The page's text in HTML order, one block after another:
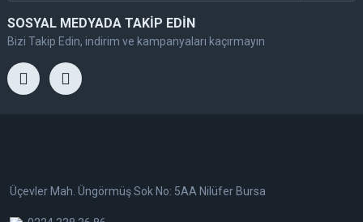
SOSYAL MEDYADA TAKİP EDİN
Bizi Takip Edin, indirim ve kampanyaları kaçırmayın
Üçevler Mah. Üngörmüş Sok No: 5AA Nilüfer Bursa